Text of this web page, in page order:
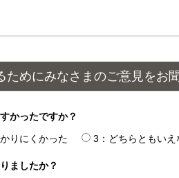
ためにみなさまのご意見をお
かったですか？
りにくかった 3：どちらともいえ
ましたか？